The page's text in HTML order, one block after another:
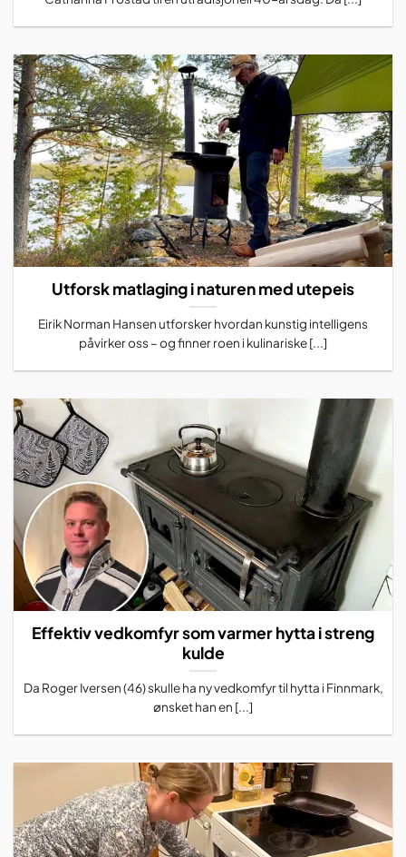
Utforsk matlaging i naturen med utepeis
Eirik Norman Hansen utforsker hvordan kunstig intelligens
påvirker oss – og finner roen i kulinariske [...]
Effektiv vedkomfyr som varmer hytta i streng
kulde
Da Roger Iversen (46) skulle ha ny vedkomfyr til hytta i Finnmark,
ønsket han en [...]